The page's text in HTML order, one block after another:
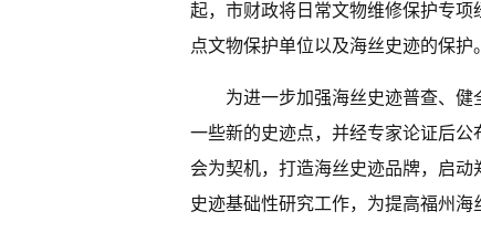
起，市财政将日常文物维修保护专项
点文物保护单位以及海丝史迹的保护。
为进一步加强海丝史迹普查、
一些新的史迹点，并经专家论证后
会为契机，打造海丝史迹品牌，启
史迹基础性研究工作，为提高福州海